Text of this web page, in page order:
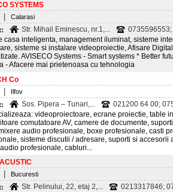
SYSTEMS
Calarasi
Str. Mihail Eminescu, nr.1,...
casa inteligenta, management iluminat, sisteme
sisteme si instalare videoproiectie, Afisare
AVISECO Systems - Smart systems * Better
- Afacere mai prietenoasa cu tehnologia
Co
Ilfov
Sos. Pipera – Tunari,...
021200 64 00;
videoproiectoare, ecrane proiectie, table
comutatoare AV, camere de documente,
audio profesionale, boxe profesionale, casti
sisteme discutii / adresare, suporti si
profesionale, cabluri...
Bucuresti
Str. Pelinului, 22, etaj 2,...
0213317846;